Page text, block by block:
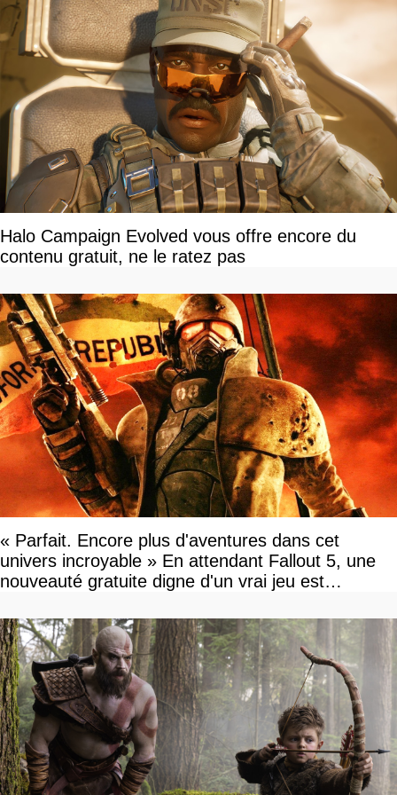
Halo Campaign Evolved vous offre encore du
contenu gratuit, ne le ratez pas
« Parfait. Encore plus d'aventures dans cet
univers incroyable » En attendant Fallout 5, une
nouveauté gratuite digne d'un vrai jeu est